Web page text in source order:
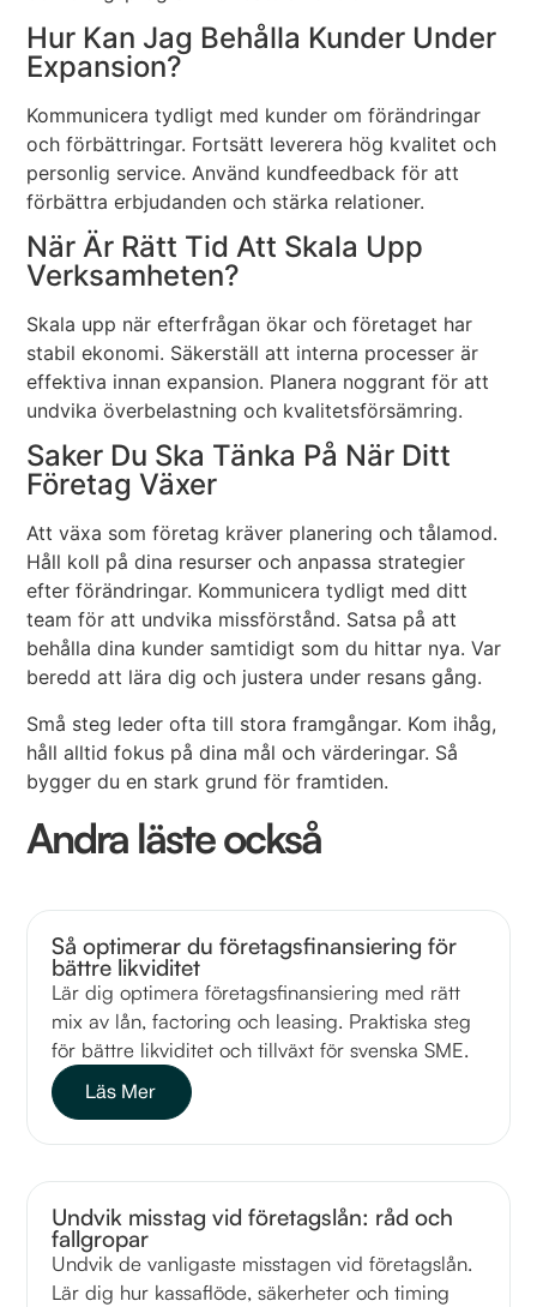
Hur Kan Jag Behålla Kunder Under
Expansion?
Kommunicera tydligt med kunder om förändringar
och förbättringar. Fortsätt leverera hög kvalitet och
personlig service. Använd kundfeedback för att
förbättra erbjudanden och stärka relationer.
När Är Rätt Tid Att Skala Upp
Verksamheten?
Skala upp när efterfrågan ökar och företaget har
stabil ekonomi. Säkerställ att interna processer är
effektiva innan expansion. Planera noggrant för att
undvika överbelastning och kvalitetsförsämring.
Saker Du Ska Tänka På När Ditt
Företag Växer
Att växa som företag kräver planering och tålamod.
Håll koll på dina resurser och anpassa strategier
efter förändringar. Kommunicera tydligt med ditt
team för att undvika missförstånd. Satsa på att
behålla dina kunder samtidigt som du hittar nya. Var
beredd att lära dig och justera under resans gång.
Små steg leder ofta till stora framgångar. Kom ihåg,
håll alltid fokus på dina mål och värderingar. Så
bygger du en stark grund för framtiden.
Andra läste också
Så optimerar du företagsfinansiering för
bättre likviditet
Lär dig optimera företagsfinansiering med rätt
mix av lån, factoring och leasing. Praktiska steg
för bättre likviditet och tillväxt för svenska SME.
Läs Mer
Undvik misstag vid företagslån: råd och
fallgropar
Undvik de vanligaste misstagen vid företagslån.
Lär dig hur kassaflöde, säkerheter och timing